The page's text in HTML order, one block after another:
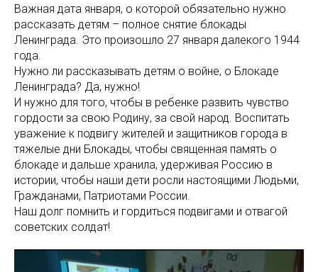
Важная дата января, о которой обязательно нужно
рассказать детям – полное снятие блокады
Ленинграда. Это произошло 27 января далекого 1944
года.
Нужно ли рассказывать детям о войне, о Блокаде
Ленинграда? Да, нужно!
И нужно для того, чтобы в ребенке развить чувство
гордости за свою Родину, за свой народ. Воспитать
уважение к подвигу жителей и защитников города в
тяжелые дни Блокады, чтобы священная память о
блокаде и дальше хранила, удерживая Россию в
истории, чтобы наши дети росли настоящими Людьми,
Гражданами, Патриотами России.
Наш долг помнить и гордиться подвигами и отвагой
советских солдат!